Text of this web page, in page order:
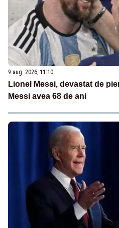
9 aug. 2026, 11:10
Lionel Messi, devastat de
Messi avea 68 de ani